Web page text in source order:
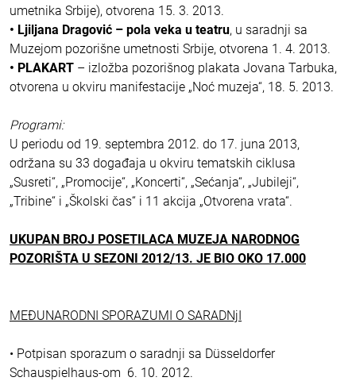
umetnika Srbije), otvorena 15. 3. 2013.
• Ljiljana Dragović – pola veka u teatru, u saradnji sa
Muzejom pozorišne umetnosti Srbije, otvorena 1. 4. 2013.
• PLAKART – izložba pozorišnog plakata Jovana Tarbuka,
otvorena u okviru manifestacije „Noć muzeja“, 18. 5. 2013.
Programi:
U periodu od 19. septembra 2012. do 17. juna 2013,
održana su 33 događaja u okviru tematskih ciklusa
„Susreti“, „Promocije“, „Koncerti“, „Sećanja“, „Jubileji“,
„Tribine“ i „Školski čas“ i 11 akcija „Otvorena vrata“.
UKUPAN BROJ POSETILACA MUZEJA NARODNOG
POZORIŠTA U SEZONI 2012/13. JE BIO OKO 17.000
MEĐUNARODNI SPORAZUMI O SARADNjI
• Potpisan sporazum o saradnji sa Düsseldorfer
Schauspielhaus-om 6. 10. 2012.